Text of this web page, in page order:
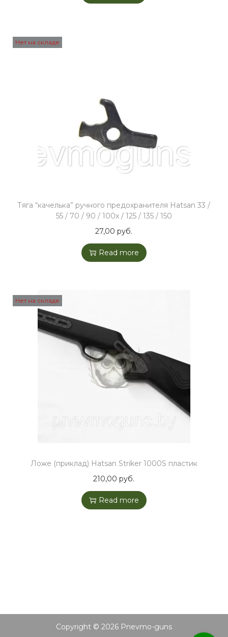
Нет на складе
Тяга “качелька” ручного предохранителя Hatsan 33 /
55 / 70 / 90 / 100х / 125 / 135 / 150
27,00руб.
Read more
Нет на складе
Ложе (приклад) Hatsan Striker 1000S пластик
210,00руб.
Read more
Copyright © 2026 Pnevmo-guns